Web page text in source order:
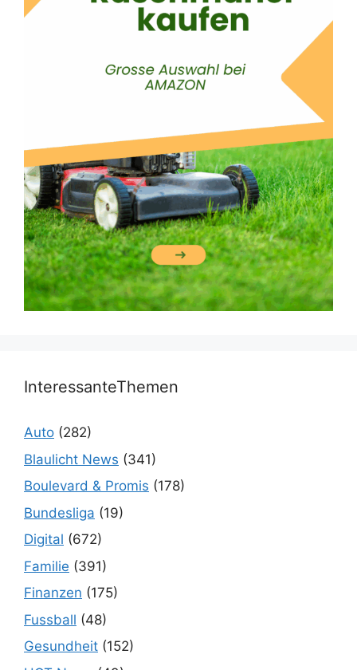
InteressanteThemen
Auto (282)
Blaulicht News (341)
Boulevard & Promis (178)
Bundesliga (19)
Digital (672)
Familie (391)
Finanzen (175)
Fussball (48)
Gesundheit (152)